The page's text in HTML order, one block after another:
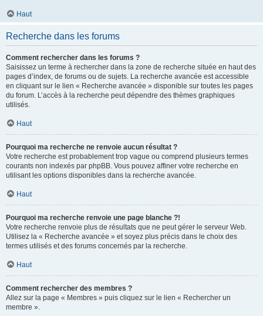
Haut
Recherche dans les forums
Comment rechercher dans les forums ?
Saisissez un terme à rechercher dans la zone de recherche située en haut des
pages d’index, de forums ou de sujets. La recherche avancée est accessible
en cliquant sur le lien « Recherche avancée » disponible sur toutes les pages
du forum. L’accès à la recherche peut dépendre des thèmes graphiques
utilisés.
Haut
Pourquoi ma recherche ne renvoie aucun résultat ?
Votre recherche est probablement trop vague ou comprend plusieurs termes
courants non indexés par phpBB. Vous pouvez affiner votre recherche en
utilisant les options disponibles dans la recherche avancée.
Haut
Pourquoi ma recherche renvoie une page blanche ?!
Votre recherche renvoie plus de résultats que ne peut gérer le serveur Web.
Utilisez la « Recherche avancée » et soyez plus précis dans le choix des
termes utilisés et des forums concernés par la recherche.
Haut
Comment rechercher des membres ?
Allez sur la page « Membres » puis cliquez sur le lien « Rechercher un
membre ».